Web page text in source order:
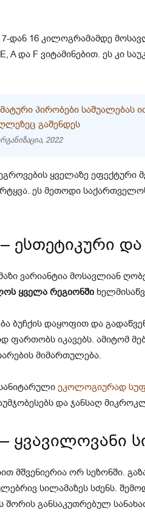
დან 16 კილოგრამამდე
A და F ვიტამინებით. ეს კი
ᲞᲘᲠᲝᲑᲔᲑᲘ ᲡᲐᲨᲣᲐᲚᲔᲑᲐᲡ
ᲒᲐᲨᲔᲜᲓᲔᲡ
2022
ყველაზე ეფექტური
ეს მეთოდი
ესთეტიკური
ვარიანტია მოსავლიან
ყველა რეგიონში
ბუჩქის დაყოფით და
იკავებს. ამიტომ
მიმართულება.
ეკოლოგიურად
და ჯანსაღ
ყვავილოვანი
მშვენიერია ორ სეზონში.
სილამაზეს სძენს.
განსაკუთრებულ